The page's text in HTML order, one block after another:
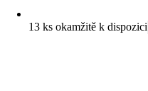
13 ks okamžitě k dispozici